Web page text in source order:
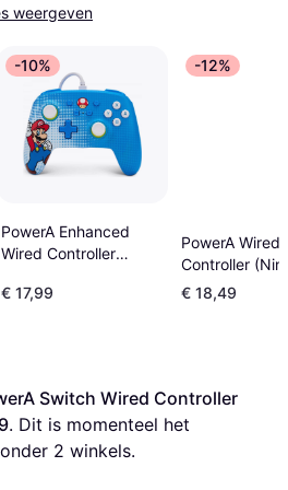
weergeven
-10%
PowerA Enhanced
Wired Controller
Mario Pop Art
€ 17,99
-12%
PowerA Wired
Controller
Switch) - Black
€ 18,49
Switch Wired Controller
. Dit is momenteel het
2 winkels.